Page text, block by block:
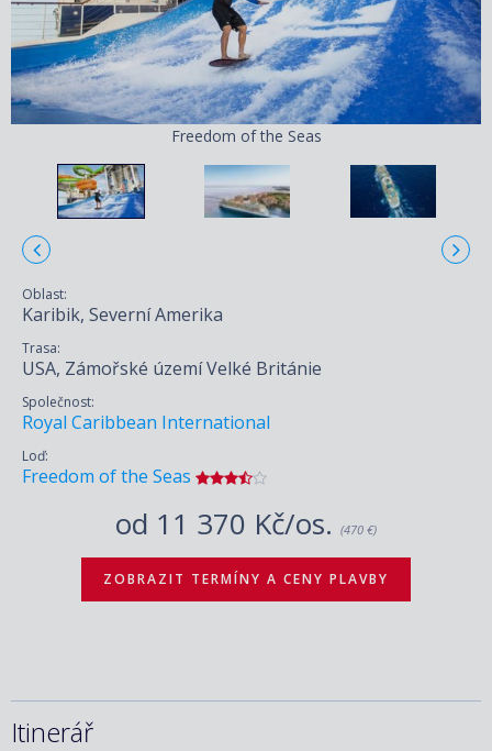
Freedom of the Seas
Oblast:
Karibik, Severní Amerika
Trasa:
USA, Zámořské území Velké Británie
Společnost:
Royal Caribbean International
Loď:
Freedom of the Seas
od 11 370 Kč/os. (470 €)
ZOBRAZIT TERMÍNY A CENY PLAVBY
Itinerář